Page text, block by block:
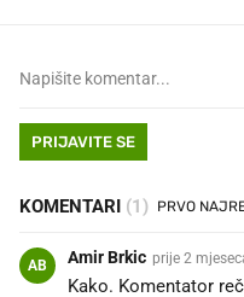
PRIJAVITE SE
KOMENTARI (1)
AB Amir Brkic prije 2
Kako. Komentator